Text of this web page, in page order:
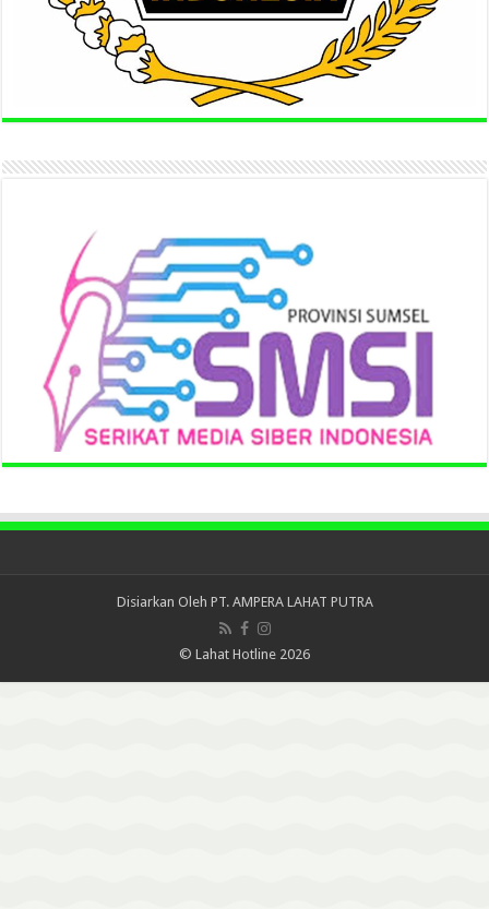
Disiarkan Oleh PT. AMPERA LAHAT PUTRA
© Lahat Hotline 2026